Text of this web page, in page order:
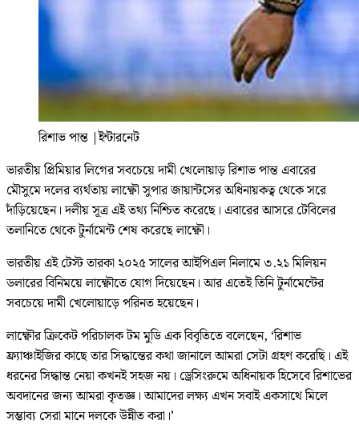
রিশাভ পান্ত |ইন্টারনেট
ভারতীয় প্রিমিয়ার লিগের সবচেয়ে দামী খেলোয়াড় রিশাভ পান্ত এবারের
মৌসুমে দলের ব্যর্থতায় লাক্ষ্ণৌ সুপার জায়ান্টসের অধিনায়কত্ব থেকে সরে
দাঁড়িয়েছেন। দলীয় সূত্র এই তথ্য নিশ্চিত করেছে। এবারের আসরে টেবিলের
তলানিতে থেকে টুর্নামেন্ট শেষ করেছে লাক্ষ্ণৌ।
ভারতীয় এই টেস্ট তারকা ২০২৫ সালের আইপিএল নিলামে ৩.২১ মিলিয়ন
ডলারের বিনিময়ে লাক্ষ্ণৌতে যোগ দিয়েছেন। আর এতেই তিনি টুর্নামেন্টের
সবচেয়ে দামী খেলোয়াড়ে পরিনত হয়েছেন।
লাক্ষ্ণৌর ক্রিকেট পরিচালক টম মুডি এক বিবৃতিতে বলেছেন, ‘রিশাভ
ফ্র্যাঞ্চাইজির কাছে তার সিদ্ধান্তের কথা জানালে আমরা সেটা গ্রহণ করেছি। এই
ধরনের সিদ্ধান্ত নেয়া কখনই সহজ নয়। ড্রেসিংরুমে অধিনায়ক হিসেবে রিশাভের
অবদানের জন্য আমরা কৃতজ্ঞ। আমাদের লক্ষ্য এখন সবাই একসাথে মিলে
সম্ভাব্য সেরা মানে দলকে উন্নীত করা।’